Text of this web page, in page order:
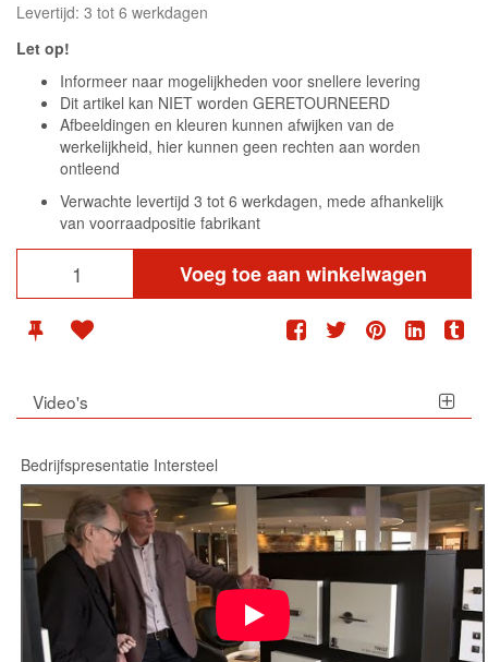
Levertijd: 3 tot 6 werkdagen
Let op!
Informeer naar mogelijkheden voor snellere levering
Dit artikel kan NIET worden GERETOURNEERD
Afbeeldingen en kleuren kunnen afwijken van de
werkelijkheid, hier kunnen geen rechten aan worden
ontleend
Verwachte levertijd 3 tot 6 werkdagen, mede afhankelijk
van voorraadpositie fabrikant
Voeg toe aan winkelwagen
Video's
Bedrijfspresentatie Intersteel